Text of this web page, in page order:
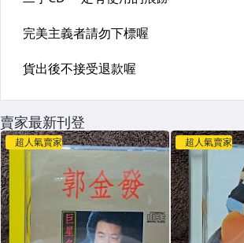
賣家最新刊登
超人氣賣家 超人氣賣家